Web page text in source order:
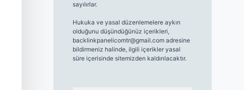
sayılırlar.
Hukuka ve yasal düzenlemelere aykırı
olduğunu düşündüğünüz içerikleri,
backlinkpanelicomtr@gmail.comadresine
bildirmeniz halinde, ilgili içerikler yasal
süre içerisinde sitemizden kaldırılacaktır.